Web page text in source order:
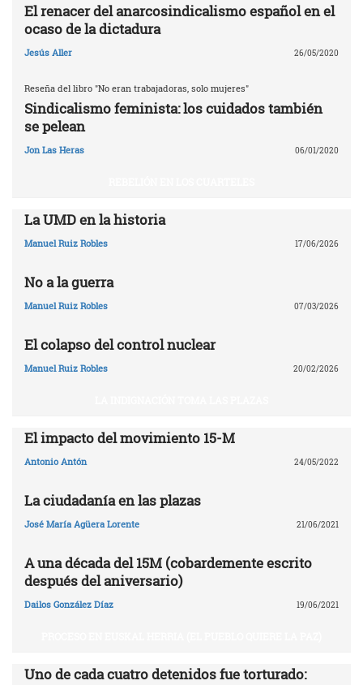
El renacer del anarcosindicalismo español en el
ocaso de la dictadura
Jesús Aller 26/05/2020
Reseña del libro "No eran trabajadoras, solo mujeres"
Sindicalismo feminista: los cuidados también
se pelean
Jon Las Heras 06/01/2020
La UMD en la historia
Manuel Ruiz Robles 17/06/2026
No a la guerra
Manuel Ruiz Robles 07/03/2026
El colapso del control nuclear
Manuel Ruiz Robles 20/02/2026
El impacto del movimiento 15-M
Antonio Antón 24/05/2022
La ciudadanía en las plazas
José María Agüera Lorente 21/06/2021
A una década del 15M (cobardemente escrito
después del aniversario)
Dailos González Díaz 19/06/2021
Uno de cada cuatro detenidos fue torturado: